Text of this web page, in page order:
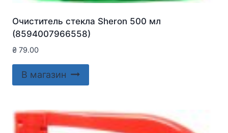
Очиститель стекла Sheron 500 мл
(8594007966558)
₴ 79.00
В магазин